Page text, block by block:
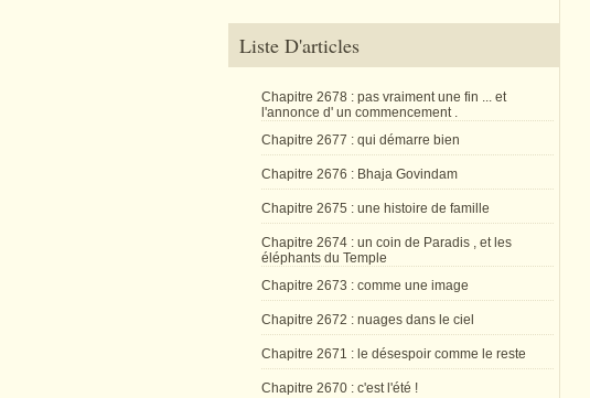
Liste D'articles
Chapitre 2678 : pas vraiment une fin ... et
l'annonce d' un commencement .
Chapitre 2677 : qui démarre bien
Chapitre 2676 : Bhaja Govindam
Chapitre 2675 : une histoire de famille
Chapitre 2674 : un coin de Paradis , et les
éléphants du Temple
Chapitre 2673 : comme une image
Chapitre 2672 : nuages dans le ciel
Chapitre 2671 : le désespoir comme le reste
Chapitre 2670 : c'est l'été !